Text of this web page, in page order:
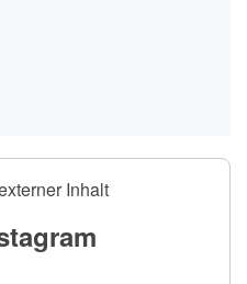
Inhalt